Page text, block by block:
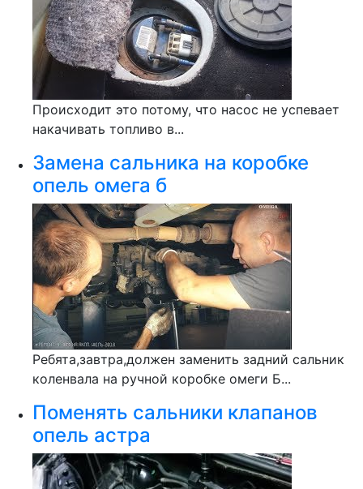
Происходит это потому, что насос не успевает
накачивать топливо в...
Замена сальника на коробке
опель омега б
Ребята,завтра,должен заменить задний сальник
коленвала на ручной коробке омеги Б...
Поменять сальники клапанов
опель астра